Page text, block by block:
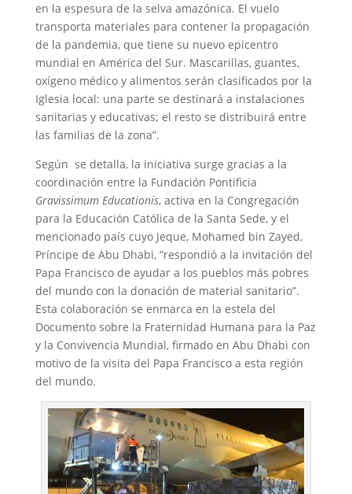
en la espesura de la selva amazónica. El vuelo
transporta materiales para contener la propagación
de la pandemia, que tiene su nuevo epicentro
mundial en América del Sur. Mascarillas, guantes,
oxígeno médico y alimentos serán clasificados por la
Iglesia local: una parte se destinará a instalaciones
sanitarias y educativas; el resto se distribuirá entre
las familias de la zona”.
Según se detalla, la iniciativa surge gracias a la
coordinación entre la Fundación Pontificia
Gravissimum Educationis, activa en la Congregación
para la Educación Católica de la Santa Sede, y el
mencionado país cuyo Jeque, Mohamed bin Zayed,
Príncipe de Abu Dhabi, “respondió a la invitación del
Papa Francisco de ayudar a los pueblos más pobres
del mundo con la donación de material sanitario”.
Esta colaboración se enmarca en la estela del
Documento sobre la Fraternidad Humana para la Paz
y la Convivencia Mundial, firmado en Abu Dhabi con
motivo de la visita del Papa Francisco a esta región
del mundo.